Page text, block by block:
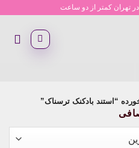
تهران کمتر از دو ساعت
“استند بادکنک ترسناک”